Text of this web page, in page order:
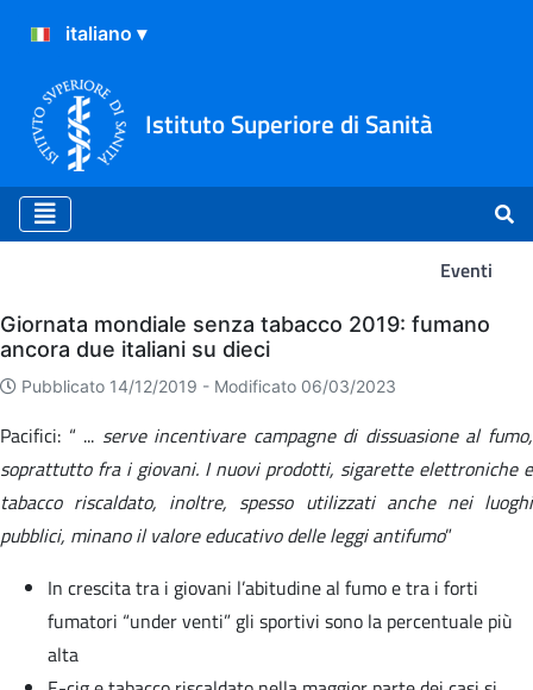
Istituto Superiore di Sanità
Eventi
Eventi
Giornata mondiale senza tabacco 2019: fumano
ancora due italiani su dieci
Pubblicato 14/12/2019 - Modificato 06/03/2023
Pacifici: “ ... serve incentivare campagne di dissuasione al fumo,
soprattutto fra i giovani. I nuovi prodotti, sigarette elettroniche e
tabacco riscaldato, inoltre, spesso utilizzati anche nei luoghi
pubblici, minano il valore educativo delle leggi antifumo”
In crescita tra i giovani l’abitudine al fumo e tra i forti
fumatori “under venti” gli sportivi sono la percentuale più
alta